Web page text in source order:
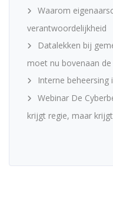
Waarom
verantwoordelijkheid
Datalekken bij
moet nu bovenaan de
Interne
Webinar De
krijgt regie, maar